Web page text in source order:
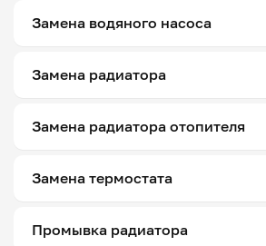
Замена водяного насоса
Замена радиатора
Замена радиатора отопителя
Замена термостата
Промывка радиатора